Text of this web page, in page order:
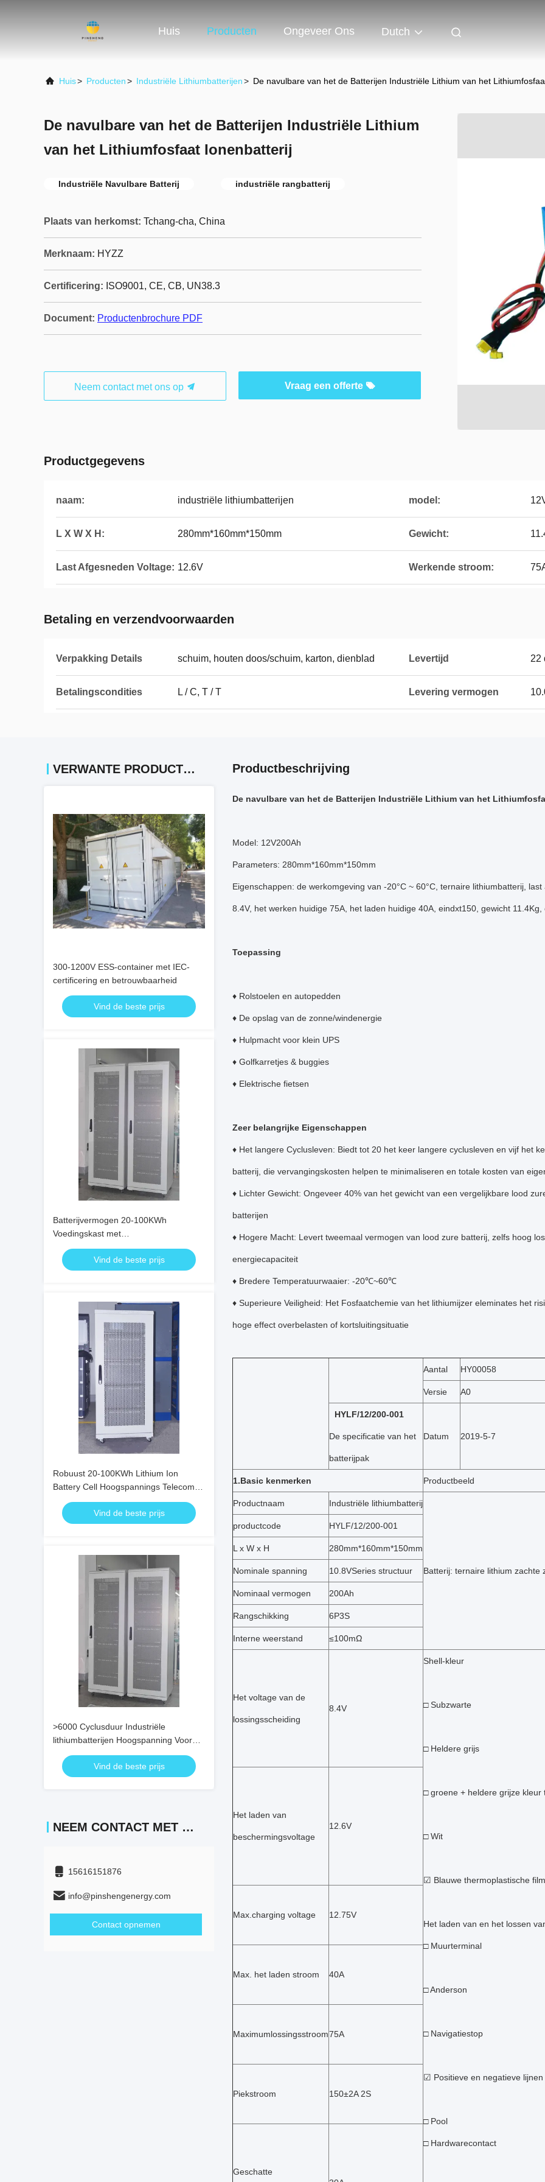
Huis Producten Ongeveer Ons Dutch
Huis> Producten> Industriële Lithiumbatterijen> De navulbare van het de Batterijen Industriële Lithium van het
De navulbare van het de Batterijen Industriële Lithium
van het Lithiumfosfaat Ionenbatterij
Industriële Navulbare Batterij industriële rangbatterij
Plaats van herkomst: Tchang-cha, China
Merknaam: HYZZ
Certificering: ISO9001, CE, CB, UN38.3
Document: Productenbrochure PDF
Neem contact met ons op Vraag een offerte
Productgegevens
naam: industriële lithiumbatterijen model:
L X W X H: 280mm*160mm*150mm Gewicht:
Last Afgesneden Voltage: 12.6V Werkende stroom:
Betaling en verzendvoorwaarden
Verpakking Details schuim, houten doos/schuim, karton, dienblad Levertijd 22
Betalingscondities L / C, T / T Levering vermogen
VERWANTE PRODUCTEN
300-1200V ESS-container met IEC-
certificering en betrouwbaarheid
Vind de beste prijs
Batterijvermogen 20-100KWh
Voedingskast met
hoogspanningsoplaadgrensspanning
Vind de beste prijs
Robuust 20-100KWh Lithium Ion
Battery Cell Hoogspannings Telecom
Base Station
Vind de beste prijs
>6000 Cyclusduur Industriële
lithiumbatterijen Hoogspanning Voor
industriële
Vind de beste prijs
NEEM CONTACT MET ONS OP
15616151876
info@pinshengenergy.com
Contact opnemen
Productbeschrijving
De navulbare van het de Batterijen Industriële Lithium van het
Model: 12V200Ah
Parameters: 280mm*160mm*150mm
Eigenschappen: de werkomgeving van -20°C ~ 60°C, ternaire lithiumbatterij,
8.4V, het werken huidige 75A, het laden huidige 40A, eindxt150, gewicht
Toepassing
♦ Rolstoelen en autopedden
♦ De opslag van de zonne/windenergie
♦ Hulpmacht voor klein UPS
♦ Golfkarretjes & buggies
♦ Elektrische fietsen
Zeer belangrijke Eigenschappen
♦ Het langere Cyclusleven: Biedt tot 20 het keer langere cyclusleven en vijf het
batterij, die vervangingskosten helpen te minimaliseren en totale kosten van
♦ Lichter Gewicht: Ongeveer 40% van het gewicht van een vergelijkbare lood
batterijen
♦ Hogere Macht: Levert tweemaal vermogen van lood zure batterij, zelfs hoog
energiecapaciteit
♦ Bredere Temperatuurwaaier: -20℃~60℃
♦ Superieure Veiligheid: Het Fosfaatchemie van het lithiumijzer eleminates het
hoge effect overbelasten of kortsluitingsituatie
Aantal HY00058
Versie A0
HYLF/12/200-001
De specificatie van het
batterijpak
Datum 2019-5-7
1.Basic kenmerken Productbeeld
Productnaam Industriële lithiumbatterij
Batterij: ternaire lithium zachte
productcode HYLF/12/200-001
L x W x H 280mm*160mm*150mm
Nominale spanning 10.8VSeries structuur
Nominaal vermogen 200Ah
Rangschikking 6P3S
Interne weerstand ≤100mΩ
Het voltage van de
lossingsscheiding
8.4V
Shell-kleur
□ Subzwarte
□ Heldere grijs
□ groene + heldere grijze kleur
□ Wit
☑ Blauwe thermoplastische film
Het laden van en het lossen
□ Muurterminal
□ Anderson
□ Navigatiestop
☑ Positieve en negatieve lijnen
□ Pool
□ Hardwarecontact
Het laden van
beschermingsvoltage
12.6V
Max.charging voltage 12.75V
Max. het laden stroom 40A
Maximumlossingsstroom75A
Piekstroom 150±2A 2S
Geschatte